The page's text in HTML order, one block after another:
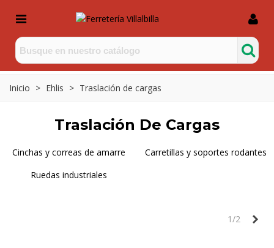
Inicio > Ehlis > Traslación de cargas
Traslación De Cargas
Cinchas y correas de amarre
Carretillas y soportes rodantes
Ruedas industriales
1/2